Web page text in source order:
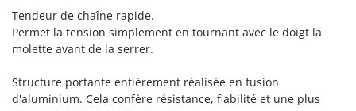
Presses à pellets
Pressoirs à Raisin
Girmi
GRAEF
Gre
GreenBay
Greenworks
Tendeur de chaîne rapide.
Permet la tension simplement en tournant avec le doigt la
molette avant de la serrer.
Structure portante entièrement réalisée en fusion
d'aluminium. Cela confère résistance, fiabilité et une plus